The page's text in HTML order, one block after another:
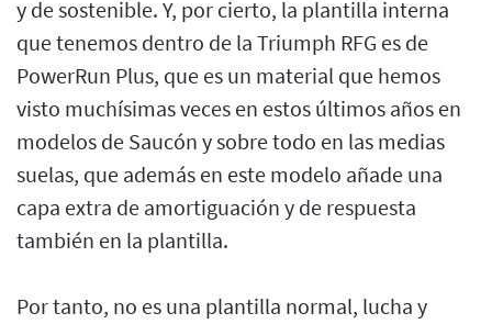
y de sostenible. Y, por cierto, la plantilla interna
que tenemos dentro de la Triumph RFG es de
PowerRun Plus, que es un material que hemos
visto muchísimas veces en estos últimos años en
modelos de Saucón y sobre todo en las medias
suelas, que además en este modelo añade una
capa extra de amortiguación y de respuesta
también en la plantilla.
Por tanto, no es una plantilla normal, lucha y